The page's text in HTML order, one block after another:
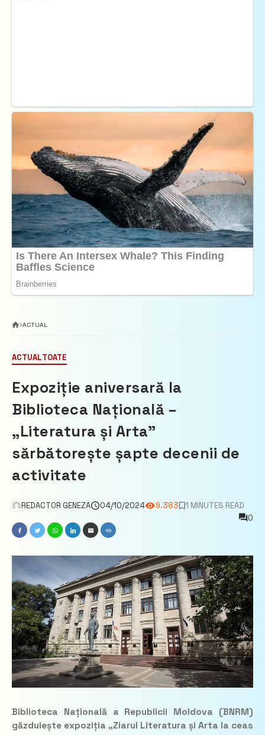
ACTUAL
ACTUALTOATE
Expoziție aniversară la
Biblioteca Națională –
„Literatura și Arta”
sărbătorește șapte decenii de
activitate
REDACTOR GENEZA 04/10/2024 9.383
1 MINUTES READ
0
Biblioteca Națională a Republicii Moldova (BNRM)
găzduiește expoziția „Ziarul Literatura și Arta la ceas